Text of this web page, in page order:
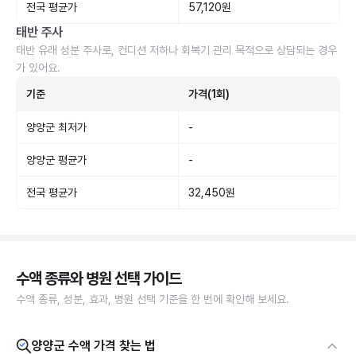
전국 평균가 57,120원
태반 주사
태반 유래 성분 주사로, 컨디션 저하나 회복기 관리 목적으로 상담되는 경우
가 있어요.
기준 가격(1회)
양양군 최저가 -
양양군 평균가 -
전국 평균가 32,450원
수액 종류와 병원 선택 가이드
수액 종류, 성분, 효과, 병원 선택 기준을 한 번에 확인해 보세요.
양양군 수액 가격 찾는 법